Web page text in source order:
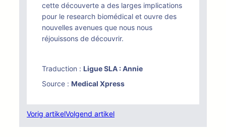
cette découverte a des larges implications
pour le research biomédical et ouvre des
nouvelles avenues que nous nous
réjouissons de découvrir.
Traduction : Ligue SLA : Annie
Source : Medical Xpress
Vorig artikelVolgend artikel